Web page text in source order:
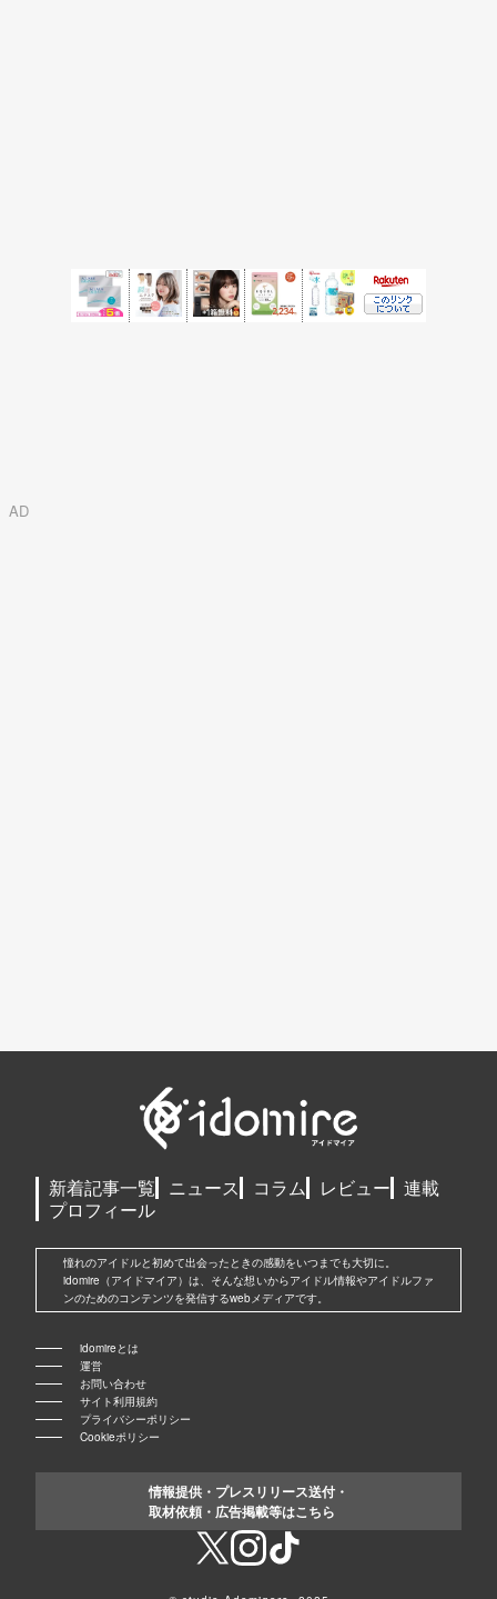
idomireとは
運営
お問い合わせ
サイト利用規約
プライバシーポリシー
Cookieポリシー
新着記事一覧 ニュース コラム レビュー 連載
プロフィール
憧れのアイドルと初めて出会ったときの感動をいつまでも大切に。
idomire（アイドマイア）は、そんな想いからアイドル情報やアイドルファ
ンのためのコンテンツを発信するwebメディアです。
情報提供・プレスリリース送付・
取材依頼・広告掲載等はこちら